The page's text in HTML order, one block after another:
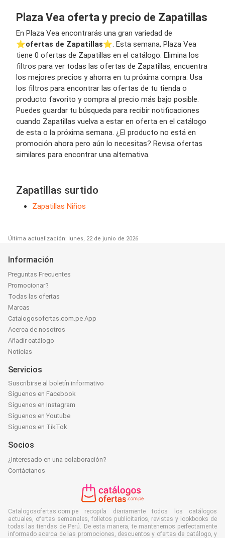
Plaza Vea oferta y precio de Zapatillas
En Plaza Vea encontrarás una gran variedad de
⭐️ofertas de Zapatillas⭐️. Esta semana, Plaza Vea
tiene 0 ofertas de Zapatillas en el catálogo. Elimina los
filtros para ver todas las ofertas de Zapatillas, encuentra
los mejores precios y ahorra en tu próxima compra. Usa
los filtros para encontrar las ofertas de tu tienda o
producto favorito y compra al precio más bajo posible.
Puedes guardar tu búsqueda para recibir notificaciones
cuando Zapatillas vuelva a estar en oferta en el catálogo
de esta o la próxima semana. ¿El producto no está en
promoción ahora pero aún lo necesitas? Revisa ofertas
similares para encontrar una alternativa.
Zapatillas surtido
Zapatillas Niños
Última actualización: lunes, 22 de junio de 2026
Información
Preguntas Frecuentes
Promocionar?
Todas las ofertas
Marcas
Catalogosofertas.com.pe App
Acerca de nosotros
Añadir catálogo
Noticias
Servicios
Suscribirse al boletín informativo
Síguenos en Facebook
Síguenos en Instagram
Síguenos en Youtube
Síguenos en TikTok
Socios
¿Interesado en una colaboración?
Contáctanos
Catalogosofertas.com.pe recopila diariamente todos los catálogos
actuales, ofertas semanales, folletos publicitarios, revistas y lookbooks de
todas las tiendas de Perú. De esta manera, te mantenemos perfectamente
informado acerca de las promociones, descuentos y ofertas de catálogo, y